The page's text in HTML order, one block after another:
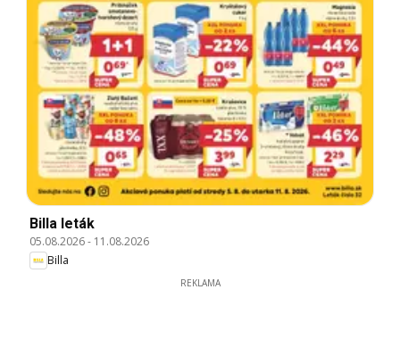
Billa leták
05.08.2026- 11.08.2026
Billa
REKLAMA